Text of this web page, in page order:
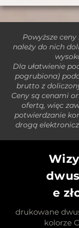
Powyższe
należy do nich
Dla ułatwienie
pogrubiona)
brutto z
Ceny są cenami
ofertą, więc
potwierdzanie
drogą
e
drukowane
kolorze